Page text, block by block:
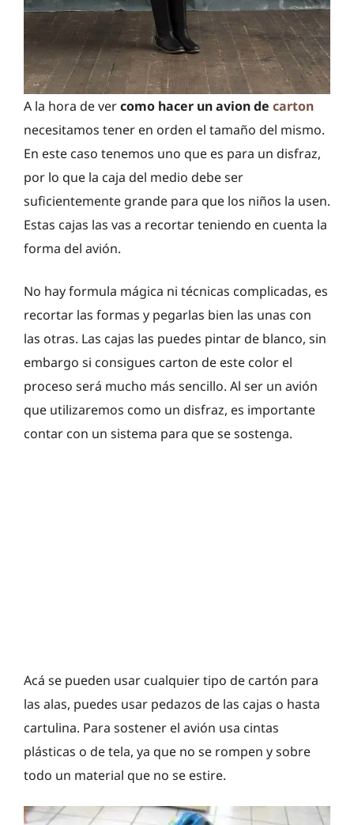
A la hora de vercomo hacer un avion de carton
necesitamos tener en orden el tamaño del mismo.
En este caso tenemos uno que es para un disfraz,
por lo que la caja del medio debe ser
suficientemente grande para que los niños la usen.
Estas cajas las vas a recortar teniendo en cuenta la
forma del avión.
No hay formula mágica ni técnicas complicadas, es
recortar las formas y pegarlas bien las unas con
las otras. Las cajas las puedes pintar de blanco, sin
embargo si consigues carton de este color el
proceso será mucho más sencillo. Al ser un avión
que utilizaremos como un disfraz, es importante
contar con un sistema para que se sostenga.
Acá se pueden usar cualquier tipo de cartón para
las alas, puedes usar pedazos de las cajas o hasta
cartulina. Para sostener el avión usa cintas
plásticas o de tela, ya que no se rompen y sobre
todo un material que no se estire.